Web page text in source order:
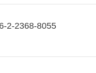
2-2368-8055